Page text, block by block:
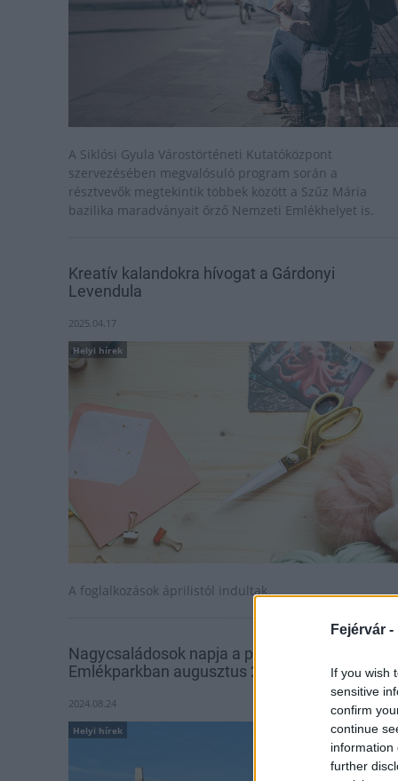
Fejérvár -
If you wish
sensitive
confirm
continue
information
further
A Siklósi Gyula Várostörténeti Kutatóközpont
szervezésében megvalósuló program során a
résztvevők megtekintik többek között a Szűz Mária
bazilika maradványait őrző Nemzeti Emlékhelyet is.
Kreatív kalandokra hívogat a Gárdonyi
Levendula
2025.04.17
Helyi hírek
A foglalkozások áprilistól indultak.
Nagycsaládosok napja a pákozdi Katonai
Emlékparkban augusztus 24-én
2024.08.24
Helyi hírek